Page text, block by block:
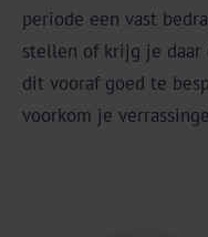
periode een vast
stellen of krijg je daar
dit vooraf goed te
voorkom je